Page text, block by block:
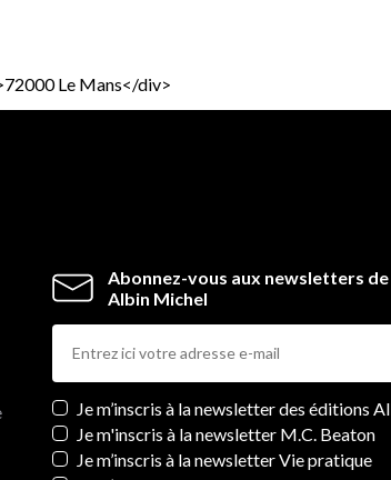
Le Mans</div>
Abonnez-vous aux newsletters de
Albin Michel
Newsletters
Je m’inscris à la newsletter des éditions
Je m'inscris à la newsletter M.C. Beaton
Je m’inscris à la newsletter Vie pratique